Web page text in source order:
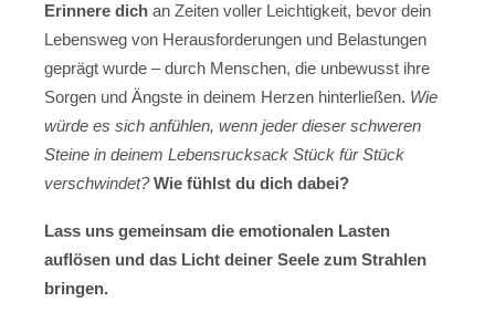
Erinnere dich an Zeiten voller Leichtigkeit, bevor dein
Lebensweg von Herausforderungen und Belastungen
geprägt wurde – durch Menschen, die unbewusst ihre
Sorgen und Ängste in deinem Herzen hinterließen. Wie
würde es sich anfühlen, wenn jeder dieser schweren
Steine in deinem Lebensrucksack Stück für Stück
verschwindet? Wie fühlst du dich dabei?
Lass uns gemeinsam die emotionalen Lasten
auflösen und das Licht deiner Seele zum Strahlen
bringen.